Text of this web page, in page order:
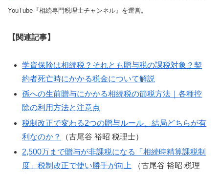
YouTube『相続専門税理士チャンネル』を運営。
【関連記事】
学資保険は相続税？それとも贈与税の課税対象？契
約者死亡時にかかる税金について解説
孫への生前贈与にかかる相続税の節税方法｜各種控
除の利用方法と注意点
税制改正で変わる2つの贈与ルール、結局どちらが有
利なのか？
（古尾谷 裕昭 税理士）
2,500万まで贈与が非課税になる「相続時精算課税制
度」税制改正で使い勝手が向上
（古尾谷 裕昭 税理